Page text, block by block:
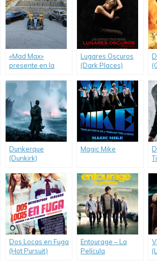
«Mad Max»
presente en la
Lugares Oscuros
(Dark Places)
Dunkerque
(Dunkirk)
Magic Mike
Dos Locas en Fuga
(Hot Pursuit)
Entourage – La
Película